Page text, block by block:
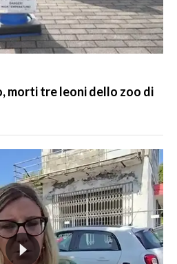
morti tre leoni dello zoo di